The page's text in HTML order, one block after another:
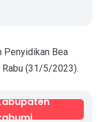
Penyidikan Bea
Rabu (31/5/2023).